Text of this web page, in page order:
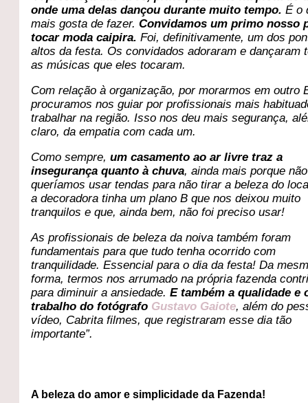
onde uma delas dançou durante muito tempo. É o
mais gosta de fazer.Convidamos um primo nosso
tocar moda caipira. Foi, definitivamente, um dos
altos da festa. Os convidados adoraram e dançaram
as músicas que eles tocaram.
Com relação à organização, por morarmos em outro
procuramos nos guiar por profissionais mais
trabalhar na região. Isso nos deu mais segurança,
claro, da empatia com cada um.
Como sempre,um casamento ao ar livre traz a
insegurança quanto à chuva, ainda mais porque não
queríamos usar tendas para não tirar a beleza do
a decoradora tinha um plano B que nos deixou muito
tranquilos e que, ainda bem, não foi preciso usar!
As profissionais de beleza da noiva também foram
fundamentais para que tudo tenha ocorrido com
tranquilidade. Essencial para o dia da festa! Da
forma, termos nos arrumado na própria fazenda
para diminuir a ansiedade.E também a qualidade e
trabalho do fotógrafo Gustavo Gaiote, além do
vídeo, Cabrita filmes, que registraram esse dia tão
importante”.
A beleza do amor e simplicidade da Fazenda!